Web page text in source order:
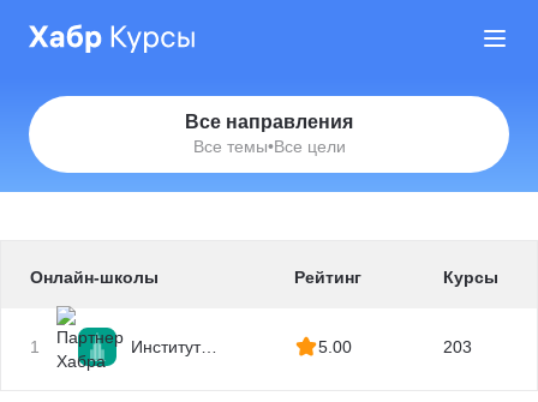
Все направления
Все темы•Все цели
Онлайн-школы Рейтинг Курсы
1
Институт
5.00 203